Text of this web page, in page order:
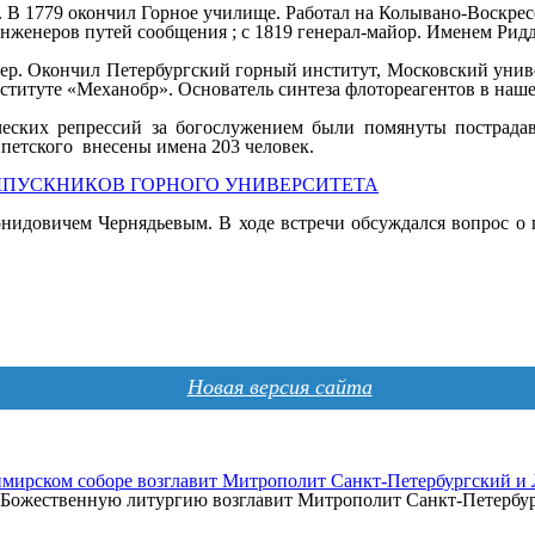
окончил Горное училище. Работал на Колывано-
путей сообщения ; с 1819 генерал-майор. Именем
Окончил Петербургский горный институт, Московский
«Механобр». Основатель синтеза флотореагентов в
репрессий за богослужением были помянуты
внесены имена 203 человек.
ГОРНОГО УНИВЕРСИТЕТА
Чернядьевым. В ходе встречи обсуждался вопрос
Новая версия сайта
соборе возглавит Митрополит Санкт-Петербургский
литургию возглавит Митрополит Санкт-